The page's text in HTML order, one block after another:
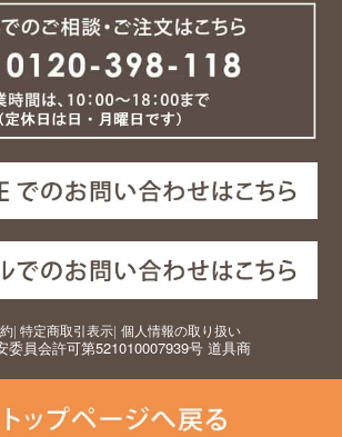
| 特定商取引表示| 個人情報の取り扱い
委員会許可第521010007939号 道具商